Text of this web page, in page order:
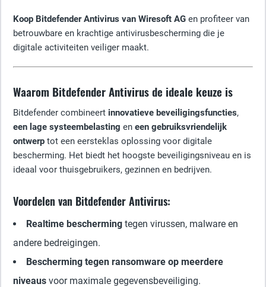
Koop Bitdefender Antivirus van Wiresoft AG en profiteer van
betrouwbare en krachtige antivirusbescherming die je
digitale activiteiten veiliger maakt.
Waarom Bitdefender Antivirus de ideale keuze is
Bitdefender combineert innovatieve beveiligingsfuncties,
een lage systeembelasting en een gebruiksvriendelijk
ontwerp tot een eersteklas oplossing voor digitale
bescherming. Het biedt het hoogste beveiligingsniveau en is
ideaal voor thuisgebruikers, gezinnen en bedrijven.
Voordelen van Bitdefender Antivirus:
Realtime bescherming tegen virussen, malware en
andere bedreigingen.
Bescherming tegen ransomware op meerdere
niveaus voor maximale gegevensbeveiliging.